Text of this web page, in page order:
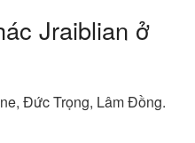
Jraiblian ở
Đức Trọng, Lâm Đồng.